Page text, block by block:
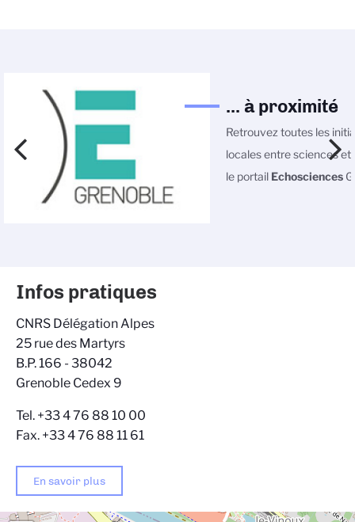
... à proximité
Retrouvez toutes les
locales entre sciences et
le portail Echosciences
Infos pratiques
CNRS Délégation Alpes
25 rue des Martyrs
B.P. 166 - 38042
Grenoble Cedex 9
Tel. +33 4 76 88 10 00
Fax. +33 4 76 88 11 61
En savoir plus